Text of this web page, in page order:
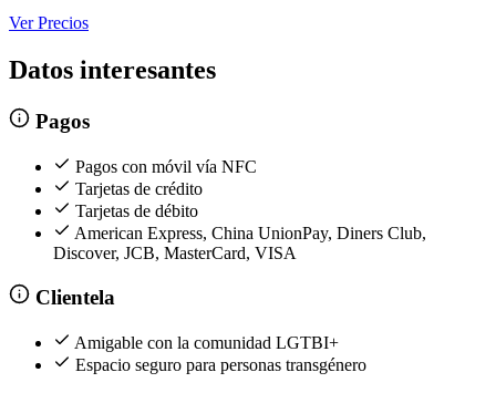
Ver Precios
Datos interesantes
Pagos
Pagos con móvil vía NFC
Tarjetas de crédito
Tarjetas de débito
American Express, China UnionPay, Diners Club,
Discover, JCB, MasterCard, VISA
Clientela
Amigable con la comunidad LGTBI+
Espacio seguro para personas transgénero